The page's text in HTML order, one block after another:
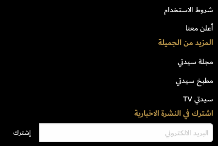
شروط الاستخدام
أعلن معنا
المزيد من الجميلة
مجلة سيدتي
مطبخ سيدتي
سيدتي TV
اشترك في النشرة الاخبارية